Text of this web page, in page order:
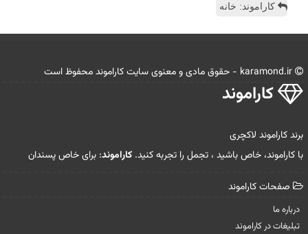
کاراموند: خانه
كاراموند
برند کاراموند لاکچری
با کاراموند، خاص باشید ، تجمل را تجربه کنید. کاراموند: برای خاص پسندان
صفحات كاراموند
درباره ما
تبلیغات در كاراموند